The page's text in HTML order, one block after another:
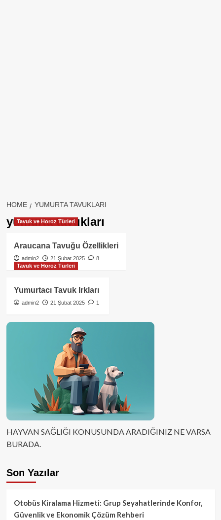
HOME YUMURTA TAVUKLARI
yumurta tavukları
Tavuk ve Horoz Türleri
Araucana Tavuğu Özellikleri
admin2 21 Şubat 2025
8
Tavuk ve Horoz Türleri
Yumurtacı Tavuk Irkları
admin2 21 Şubat 2025 1
HAYVAN SAĞLIĞI KONUSUNDA ARADIĞINIZ NE VARSA
BURADA.
Son Yazılar
Otobüs Kiralama Hizmeti: Grup Seyahatlerinde Konfor,
Güvenlik ve Ekonomik Çözüm Rehberi